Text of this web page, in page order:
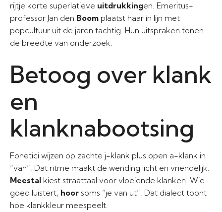
rijtje korte superlatieve uitdrukkingen. Emeritus-
professor Jan den Boom plaatst haar in lijn met
popcultuur uit de jaren tachtig. Hun uitspraken tonen
de breedte van onderzoek.
Betoog over klank
en
klanknabootsing
Fonetici wijzen op zachte j-klank plus open a-klank in
“van”. Dat ritme maakt de wending licht en vriendelijk.
Meestal kiest straattaal voor vloeiende klanken. Wie
goed luistert, hoor soms “je van ut”. Dat dialect toont
hoe klankkleur meespeelt.